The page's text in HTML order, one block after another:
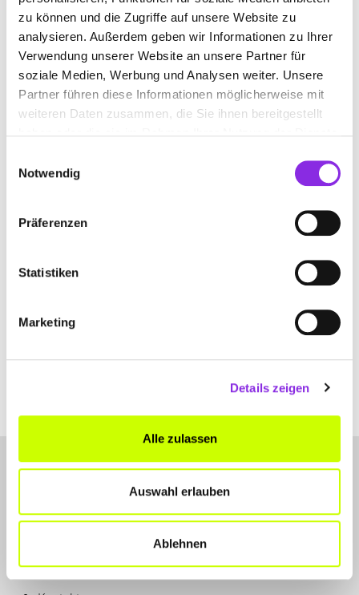
zu können und die Zugriffe auf unsere Website zu
analysieren. Außerdem geben wir Informationen zu Ihrer
Verwendung unserer Website an unsere Partner für
soziale Medien, Werbung und Analysen weiter. Unsere
Partner führen diese Informationen möglicherweise mit
weiteren Daten zusammen, die Sie ihnen bereitgestellt
Notwendig
Präferenzen
Statistiken
Marketing
Details zeigen
Alle zulassen
Auswahl erlauben
Ablehnen
ANFAHRT
LET'S CONNECT